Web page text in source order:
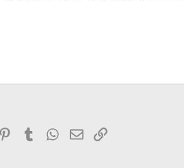
PinterestTumblrWhatsAppЭлектронная почта
Ссылка